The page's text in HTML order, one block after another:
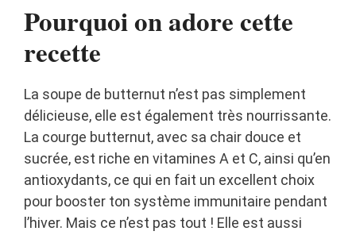
Pourquoi on adore cette
recette
La soupe de butternut n’est pas simplement
délicieuse, elle est également très nourrissante.
La courge butternut, avec sa chair douce et
sucrée, est riche en vitamines A et C, ainsi qu’en
antioxydants, ce qui en fait un excellent choix
pour booster ton système immunitaire pendant
l’hiver. Mais ce n’est pas tout ! Elle est aussi